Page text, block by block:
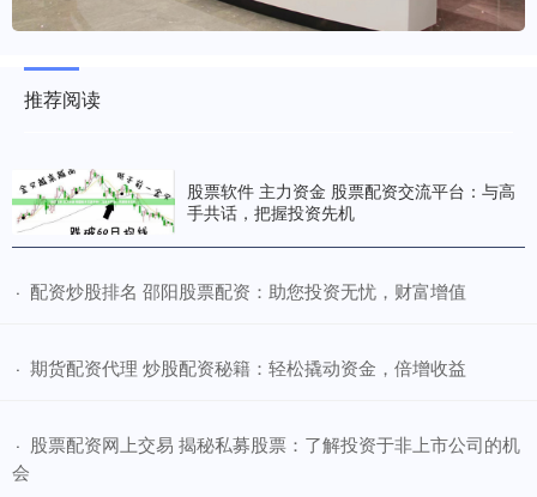
推荐阅读
股票软件 主力资金 股票配资交流平台：与高
手共话，把握投资先机
· ​配资炒股排名 邵阳股票配资：助您投资无忧，财富增值
· ​期货配资代理 炒股配资秘籍：轻松撬动资金，倍增收益
· ​股票配资网上交易 揭秘私募股票：了解投资于非上市公司的机
会